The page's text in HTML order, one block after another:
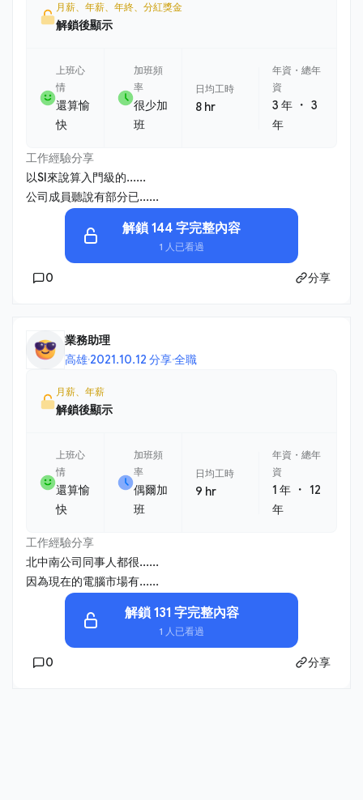
月薪、年薪、年終、分紅獎金
解鎖後顯示
上班心
情
還算愉
快
加班頻
率
很少加
班
日均工時
8 hr
年資・總年
資
3 年 ・3
年
工作經驗分享
以SI來說算入門級的......
公司成員聽說有部分已......
解鎖 144 字完整內容
1 人已看過
0 分享
業務助理
高雄·2021.10.12 分享·全職
月薪、年薪
解鎖後顯示
上班心
情
還算愉
快
加班頻
率
偶爾加
班
日均工時
9 hr
年資・總年
資
1 年 ・12
年
工作經驗分享
北中南公司同事人都很......
因為現在的電腦市場有......
解鎖 131 字完整內容
1 人已看過
0 分享